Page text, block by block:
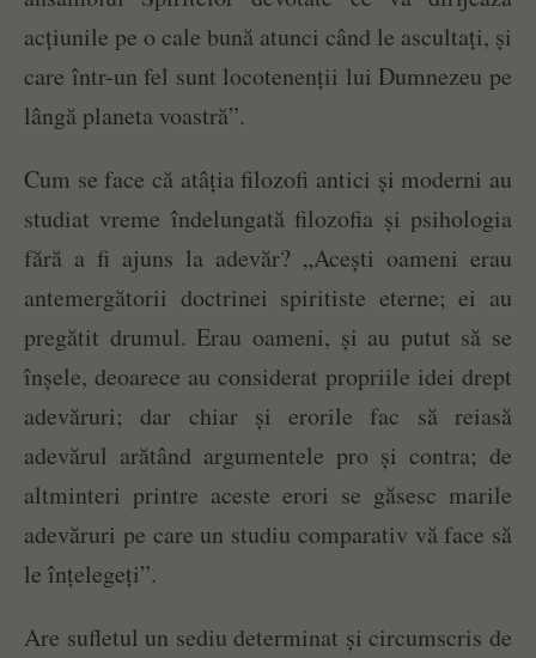
acțiunile pe o cale bună atunci când le ascultați, și
care într-un fel sunt locotenenții lui Dumnezeu pe
lângă planeta voastră”.
Cum se face că atâția filozofi antici și moderni au
studiat vreme îndelungată filozofia și psihologia
fără a fi ajuns la adevăr? „Acești oameni erau
antemergătorii doctrinei spiritiste eterne; ei au
pregătit drumul. Erau oameni, și au putut să se
înșele, deoarece au considerat propriile idei drept
adevăruri; dar chiar și erorile fac să reiasă
adevărul arătând argumentele pro și contra; de
altminteri printre aceste erori se găsesc marile
adevăruri pe care un studiu comparativ vă face să
le înțelegeți”.
Are sufletul un sediu determinat și circumscris de